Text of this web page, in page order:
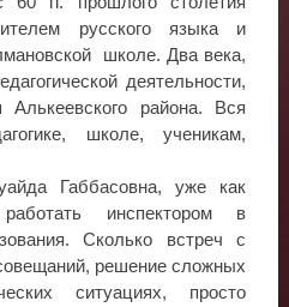
русского языка и
школе. Два века,
деятельности,
Алькеевского района. Вся
школе, ученикам,
Габбасовна, уже как
инспектором в
Сколько встреч с
решение сложных
ситуациях, просто